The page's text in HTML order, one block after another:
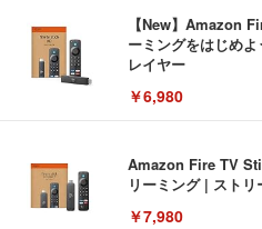
【New】Amazon
ーミングをはじめ
レイヤー
￥6,980
Amazon Fire TV
リーミング | スト
￥7,980